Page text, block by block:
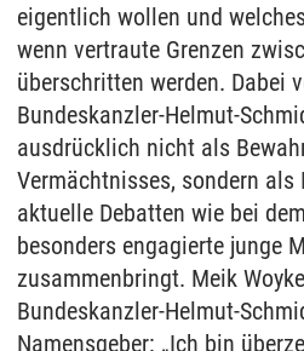
eigentlich wollen und
wenn vertraute Grenzen
überschritten werden. Dabei
Bundeskanzler-Helmut-
ausdrücklich nicht als
Vermächtnisses, sondern
aktuelle Debatten wie bei
besonders engagierte junge
zusammenbringt. Meik
Bundeskanzler-Helmut-
Namensgeber: „Ich bin